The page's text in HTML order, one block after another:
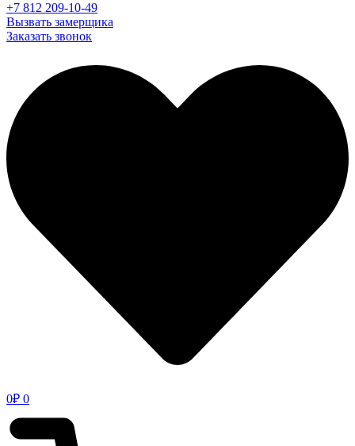
+7 812 209-10-49
Вызвать замерщика
Заказать звонок
0₽ 0